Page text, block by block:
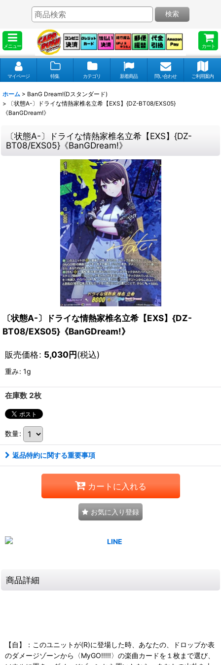
メニュー カート
検索
マイページ 特集 カテゴリ 新着商品 問い合わせ ご利用案内
ホーム > BanG Dream!(Dスタンダード)
>
〔状態A-〕ドライな情熱家椎名立希【EXS】{DZ-BT08/EXS05}
《BanGDream!》
〔状態A-〕ドライな情熱家椎名立希【EXS】{DZ-
BT08/EXS05}《BanGDream!》
〔状態A-〕ドライな情熱家椎名立希【EXS】{DZ-
BT08/EXS05}《BanGDream!》
販売価格: 5,030円(税込)
重み: 1g
在庫数 2枚
数量:
返品特約に関する重要事項
カートに入れる
お気に入り登録
商品詳細
【自】：このユニットが(R)に登場した時、あなたの、ドロップか表
のダメージゾーンから〈MyGO!!!!!〉の楽曲カードを１枚まで選び、